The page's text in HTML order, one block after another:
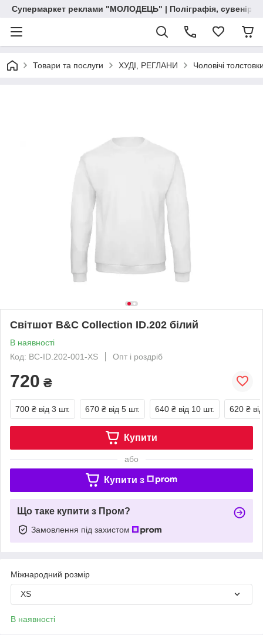
Супермаркет реклами "МОЛОДЕЦЬ" | Поліграфія, сувенірна
Товари та послуги ХУДІ, РЕГЛАНИ Чоловічі
Світшот B&C Collection ID.202 білий
В наявності
Код: BC-ID.202-001-XS
Опт і роздріб
720 ₴
700 ₴ від 3 шт. 670 ₴ від 5 шт. 640 ₴ від 10 шт. 620 ₴
Купити
або
Купити з
Що таке купити з Пром?
Замовлення під захистом
Міжнародний розмір
XS
В наявності